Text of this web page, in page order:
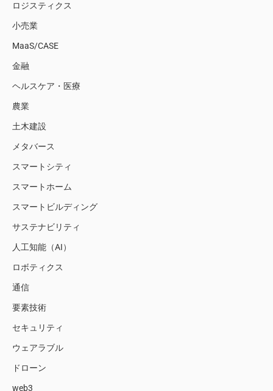
ロジスティクス
小売業
MaaS/CASE
金融
ヘルスケア・医療
農業
土木建設
メタバース
スマートシティ
スマートホーム
スマートビルディング
サステナビリティ
人工知能（AI）
ロボティクス
通信
要素技術
セキュリティ
ウェアラブル
ドローン
web3